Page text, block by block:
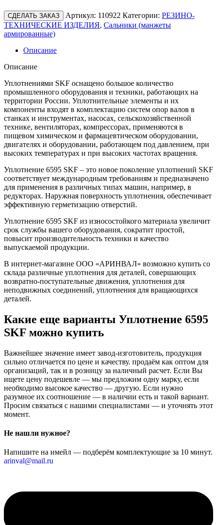
СДЕЛАТЬ ЗАКАЗ Артикул: 110922 Категории: РЕЗИНО-
ТЕХНИЧЕСКИЕ ИЗДЕЛИЯ, Сальники (манжеты
армированные)
Описание
Описание
Уплотнениями SKF оснащено большое количество
промышленного оборудования и техники, работающих на
территории России. Уплотнительные элементы и их
компоненты входят в комплектацию систем опор валов в
станках и инструментах, насосах, сельскохозяйственной
технике, вентиляторах, компрессорах, применяются в
пищевом химическом и фармацевтическом оборудовании,
двигателях и оборудовании, работающем под давлением, при
высоких температурах и при высоких частотах вращения.
Уплотнение 6595 SKF – это новое поколение уплотнений SKF
соответствует международным требованиям и предназначено
для применения в различных типах машин, например, в
редукторах. Наружная поверхность уплотнения, обеспечивает
эффективную герметизацию отверстий.
Уплотнение 6595 SKF из износостойкого материала увеличит
срок службы вашего оборудования, сократит простой,
повысит производительность техники и качество
выпускаемой продукции.
В интернет-магазине ООО «АРИНВАЛ» возможно купить со
склада различные уплотнения для деталей, совершающих
возвратно-поступательные движения, уплотнения для
неподвижных соединений, уплотнения для вращающихся
деталей.
Какие еще варианты Уплотнение 6595
SKF можно купить
Важнейшее значение имеет завод-изготовитель, продукция
сильно отличается по цене и качеству. продаём как оптом для
организаций, так и в розницу за наличный расчет. Если Вы
ищете цену подешевле — мы предложим одну марку, если
необходимо высокое качество — другую. Если нужно
разумное их соотношение — в наличии есть и такой вариант.
Просим связаться с нашими специалистами — и уточнять этот
момент.
Не нашли нужное?
Напишите на имейл — подберём комплектующие за 10 минут.
arinval@mail.ru